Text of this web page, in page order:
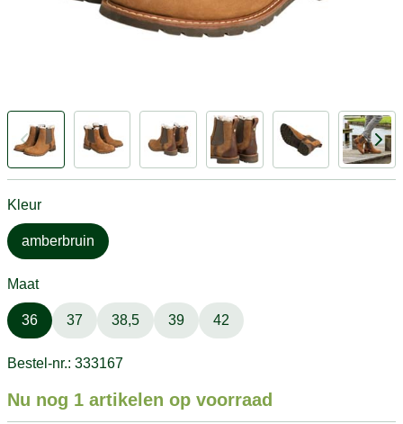
Kleur
amberbruin
Maat
36 37 38,5 39 42
Bestel-nr.: 333167
Nu nog 1 artikelen op voorraad